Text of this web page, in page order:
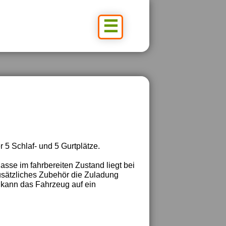
☰
5 Schlaf- und 5 Gurtplätze.
im fahrbereiten Zustand liegt bei
Zubehör die Zuladung
das Fahrzeug auf ein